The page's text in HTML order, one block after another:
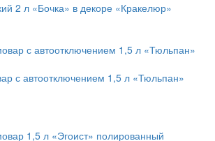
2 л «Бочка» в декоре «Кракелюр»
с автоотключением 1,5 л «Тюльпан»